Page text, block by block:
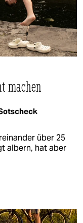
machen
über 25
albern, hat aber